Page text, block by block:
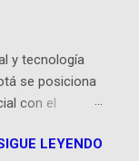
y tecnología
se posiciona
con el
de la
LEYENDO